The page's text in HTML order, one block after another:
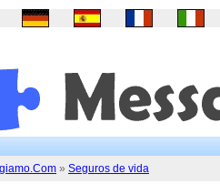
» Seguros de vida